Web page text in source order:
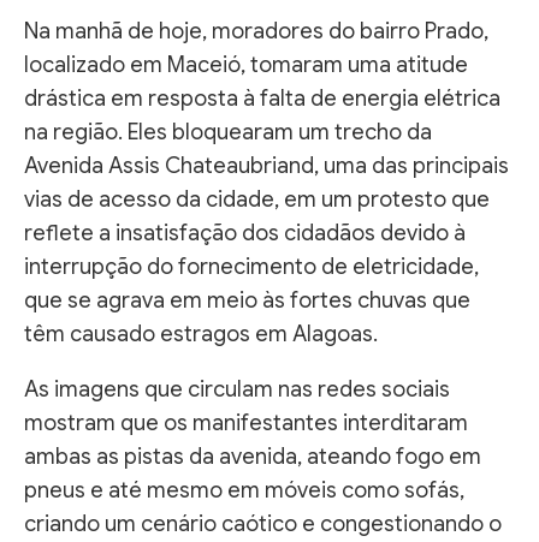
Na manhã de hoje, moradores do bairro Prado,
localizado em Maceió, tomaram uma atitude
drástica em resposta à falta de energia elétrica
na região. Eles bloquearam um trecho da
Avenida Assis Chateaubriand, uma das principais
vias de acesso da cidade, em um protesto que
reflete a insatisfação dos cidadãos devido à
interrupção do fornecimento de eletricidade,
que se agrava em meio às fortes chuvas que
têm causado estragos em Alagoas.
As imagens que circulam nas redes sociais
mostram que os manifestantes interditaram
ambas as pistas da avenida, ateando fogo em
pneus e até mesmo em móveis como sofás,
criando um cenário caótico e congestionando o